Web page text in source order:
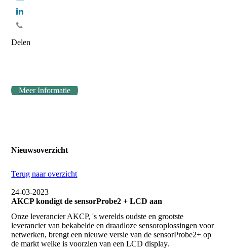
Delen
Meer Informatie
Nieuwsoverzicht
Terug naar overzicht
24-03-2023
AKCP kondigt de sensorProbe2 + LCD aan
Onze leverancier AKCP, 's werelds oudste en grootste
leverancier van bekabelde en draadloze sensoroplossingen voor
netwerken, brengt een nieuwe versie van de sensorProbe2+ op
de markt welke is voorzien van een LCD display.